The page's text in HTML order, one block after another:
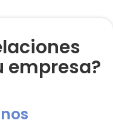
empresa?